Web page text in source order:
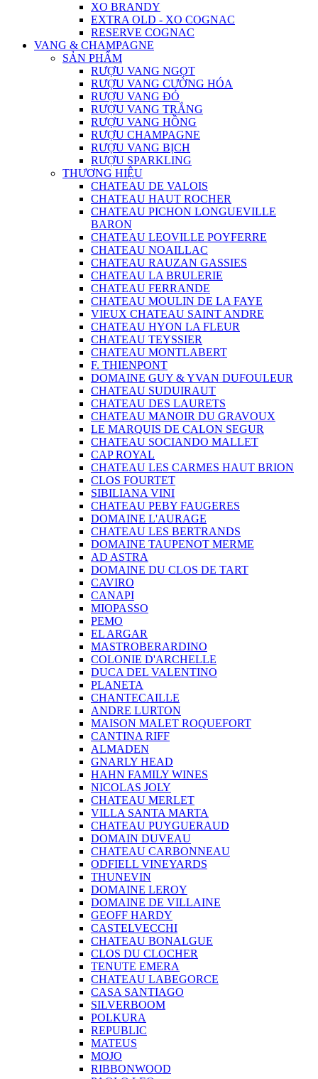
XO BRANDY
EXTRA OLD - XO COGNAC
RESERVE COGNAC
VANG & CHAMPAGNE
SẢN PHẨM
RƯỢU VANG NGỌT
RƯỢU VANG CƯỜNG HÓA
RƯỢU VANG ĐỎ
RƯỢU VANG TRẮNG
RƯỢU VANG HỒNG
RƯỢU CHAMPAGNE
RƯỢU VANG BỊCH
RƯỢU SPARKLING
THƯƠNG HIỆU
CHATEAU DE VALOIS
CHATEAU HAUT ROCHER
CHATEAU PICHON LONGUEVILLE
BARON
CHATEAU LEOVILLE POYFERRE
CHATEAU NOAILLAC
CHATEAU RAUZAN GASSIES
CHATEAU LA BRULERIE
CHATEAU FERRANDE
CHATEAU MOULIN DE LA FAYE
VIEUX CHATEAU SAINT ANDRE
CHATEAU HYON LA FLEUR
CHATEAU TEYSSIER
CHATEAU MONTLABERT
F. THIENPONT
DOMAINE GUY & YVAN DUFOULEUR
CHATEAU SUDUIRAUT
CHATEAU DES LAURETS
CHATEAU MANOIR DU GRAVOUX
LE MARQUIS DE CALON SEGUR
CHATEAU SOCIANDO MALLET
CAP ROYAL
CHATEAU LES CARMES HAUT BRION
CLOS FOURTET
SIBILIANA VINI
CHATEAU PEBY FAUGERES
DOMAINE L'AURAGE
CHATEAU LES BERTRANDS
DOMAINE TAUPENOT MERME
AD ASTRA
DOMAINE DU CLOS DE TART
CAVIRO
CANAPI
MIOPASSO
PEMO
EL ARGAR
MASTROBERARDINO
COLONIE D'ARCHELLE
DUCA DEL VALENTINO
PLANETA
CHANTECAILLE
ANDRE LURTON
MAISON MALET ROQUEFORT
CANTINA RIFF
ALMADEN
GNARLY HEAD
HAHN FAMILY WINES
NICOLAS JOLY
CHATEAU MERLET
VILLA SANTA MARTA
CHATEAU PUYGUERAUD
DOMAIN DUVEAU
CHATEAU CARBONNEAU
ODFIELL VINEYARDS
THUNEVIN
DOMAINE LEROY
DOMAINE DE VILLAINE
GEOFF HARDY
CASTELVECCHI
CHATEAU BONALGUE
CLOS DU CLOCHER
TENUTE EMERA
CHATEAU LABEGORCE
CASA SANTIAGO
SILVERBOOM
POLKURA
REPUBLIC
MATEUS
MOJO
RIBBONWOOD